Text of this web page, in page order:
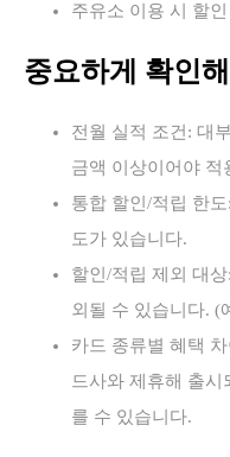
주유소 이용 시 할
중요하게 확인
전월 실적 조건: 대
금액 이상이어야 적
통합 할인/적립 한
도가 있습니다.
할인/적립 제외 대
외될 수 있습니다. (
카드 종류별 혜택
드사와 제휴해 출
를 수 있습니다.